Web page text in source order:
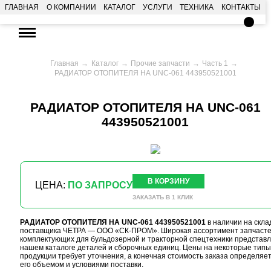
ГЛАВНАЯ О КОМПАНИИ КАТАЛОГ УСЛУГИ ТЕХНИКА КОНТАКТЫ
Главная Каталог Прочие запчасти
Часть 1
РАДИАТОР ОТОПИТЕЛЯ НА UNC-061 443950521001
РАДИАТОР ОТОПИТЕЛЯ НА UNC-061
443950521001
ЦЕНА: ПО ЗАПРОСУ В КОРЗИНУ
ЗАКАЗАТЬ В 1 КЛИК
РАДИАТОР ОТОПИТЕЛЯ НА UNC-061 443950521001в наличии на
поставщика ЧЕТРА — ООО «СК-ПРОМ». Широкая ассортимент
комплектующих для бульдозерной и тракторной спецтехники
нашем каталоге деталей и сборочных единиц. Цены на некоторые типы
продукции требует уточнения, а конечная стоимость заказа
его объемом и условиями поставки.